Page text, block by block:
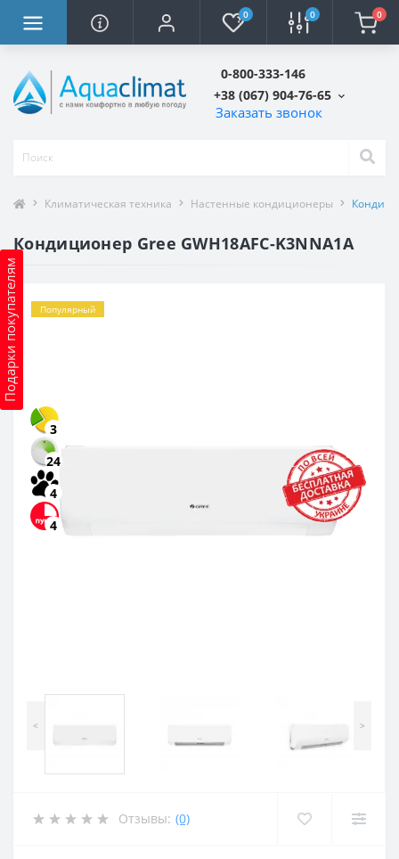
0 0 0
0-800-333-146
+38 (067) 904-76-65
Заказать звонок
Подарки покупателям
Климатическая техника Настенные кондиционеры
Кондиционер Gree GWH18AFC-K3NNA1A
Популярный
3
24
4
4
< >
Отзывы: (0)